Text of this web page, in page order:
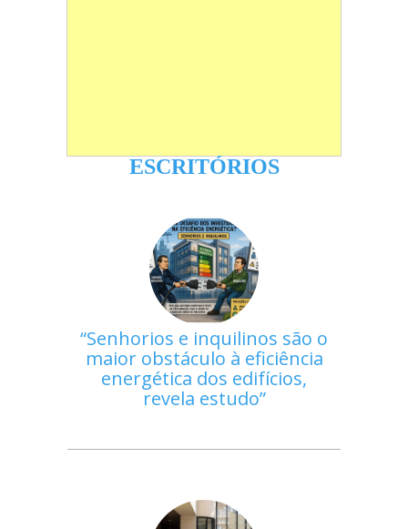
ESCRITÓRIOS
Senhorios e inquilinos são o
maior obstáculo à eficiência
energética dos edifícios,
revela estudo